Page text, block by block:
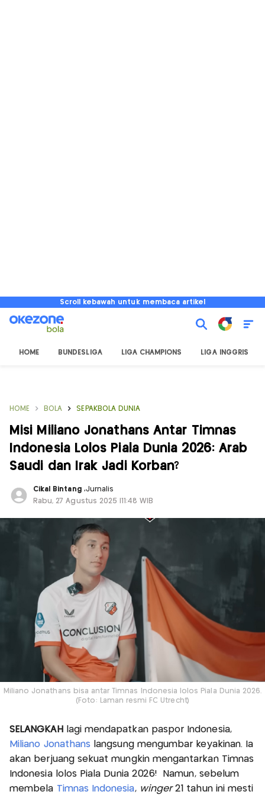
Scroll kebawah untuk membaca artikel
HOME BUNDESLIGA LIGA CHAMPIONS LIGA INGGRIS
HOME BOLA SEPAKBOLA DUNIA
Misi Miliano Jonathans Antar Timnas
Indonesia Lolos Piala Dunia 2026: Arab
Saudi dan Irak Jadi Korban?
Cikal Bintang ,Jurnalis
Rabu, 27 Agustus 2025 |11:48 WIB
Miliano Jonathans bisa antar Timnas Indonesia lolos Piala Dunia 2026.
(Foto: Laman resmi FC Utrecht)
SELANGKAH
lagi mendapatkan paspor Indonesia,
Miliano Jonathans langsung mengumbar keyakinan. Ia
akan berjuang sekuat mungkin mengantarkan Timnas
Indonesia lolos Piala Dunia 2026! Namun, sebelum
membela Timnas Indonesia,winger21 tahun ini mesti